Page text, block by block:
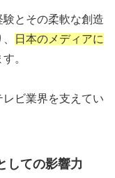
とその柔軟な創造
日本のメディアに
。
ビ業界を支えてい
しての影響力